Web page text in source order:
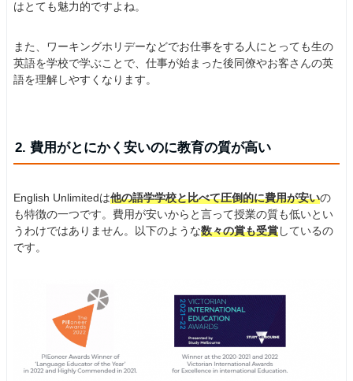
はとても魅力的ですよね。
また、ワーキングホリデーなどでお仕事をする人にとっても生の
英語を学校で学ぶことで、仕事が始まった後同僚やお客さんの英
語を理解しやすくなります。
2. 費用がとにかく安いのに教育の質が高い
English Unlimitedは他の語学学校と比べて圧倒的に費用が安いの
も特徴の一つです。費用が安いからと言って授業の質も低いとい
うわけではありません。以下のような数々の賞も受賞 しているの
です。